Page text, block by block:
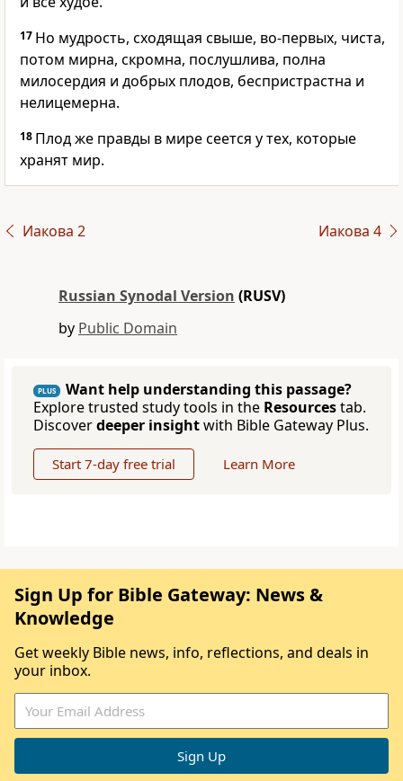
17 Но мудрость, сходящая свыше, во-первых, чиста,
потом мирна, скромна, послушлива, полна
милосердия и добрых плодов, беспристрастна и
нелицемерна.
18 Плод же правды в мире сеется у тех, которые
хранят мир.
Иакова 2 Иакова 4
Russian Synodal Version (RUSV)
by Public Domain
PLUS
Want help understanding this passage?
Explore trusted study tools in the Resourcestab.
Discoverdeeper insightwith Bible Gateway Plus.
Start 7-day free trial Learn More
Sign Up for Bible Gateway: News &
Knowledge
Get weekly Bible news, info, reflections, and deals in
your inbox.